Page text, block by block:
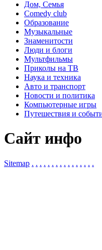
Дом, Семья
Comedy club
Образование
Музыкальные
Знаменитости
Люди и блоги
Мультфильмы
Приколы на ТВ
Наука и техника
Авто и транспорт
Новости и политика
Компьютерные игры
Путешествия и
Сайт инфо
Sitemap . . . . . . . . . . . . . . . .